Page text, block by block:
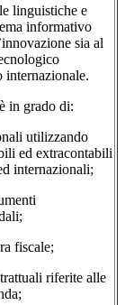
linguistiche e
informativo
sia al
internazionale.
in grado di:
utilizzando
ed extracontabili
internazionali;
fiscale;
riferite alle